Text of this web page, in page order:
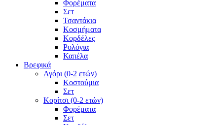
Φορέματα
Σετ
Τσαντάκια
Κοσμήματα
Κορδέλες
Ρολόγια
Καπέλα
Βρεφικά
Αγόρι (0-2 ετών)
Κοστούμια
Σετ
Κορίτσι (0-2 ετών)
Φορέματα
Σετ